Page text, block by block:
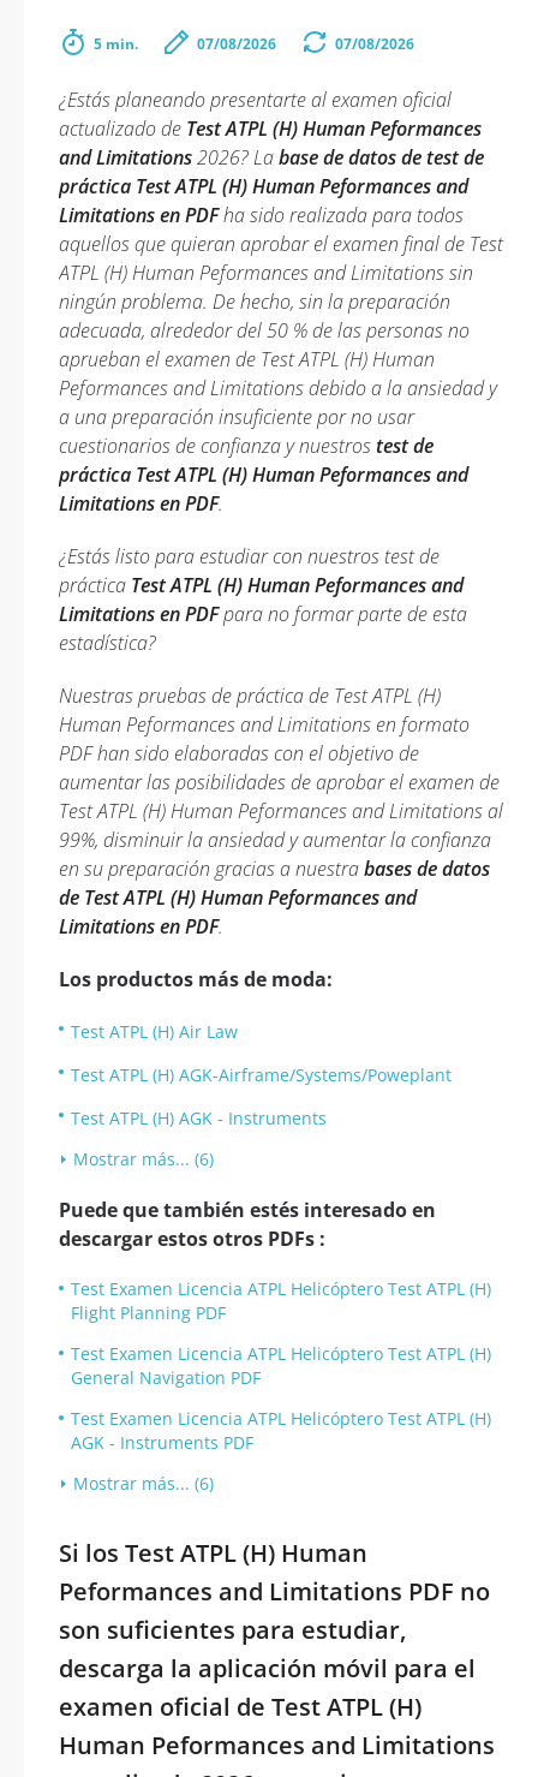
5 min. 07/08/2026 07/08/2026
¿Estás planeando presentarte al examen oficial
actualizado de Test ATPL (H) Human Peformances
and Limitations2026? Labase de datos de test de
práctica Test ATPL (H) Human Peformances and
Limitations en PDFha sido realizada para todos
aquellos que quieran aprobar el examen final de Test
ATPL (H) Human Peformances and Limitations sin
ningún problema. De hecho, sin la preparación
adecuada, alrededor del 50 % de las personas no
aprueban el examen de Test ATPL (H) Human
Peformances and Limitations debido a la ansiedad y
a una preparación insuficiente por no usar
cuestionarios de confianza y nuestros test de
práctica Test ATPL (H) Human Peformances and
Limitations en PDF.
¿Estás listo para estudiar con nuestros test de
práctica Test ATPL (H) Human Peformances and
Limitations en PDFpara no formar parte de esta
estadística?
Nuestras pruebas de práctica de Test ATPL (H)
Human Peformances and Limitations en formato
PDF han sido elaboradas con el objetivo de
aumentar las posibilidades de aprobar el examen de
Test ATPL (H) Human Peformances and Limitations al
99%, disminuir la ansiedad y aumentar la confianza
en su preparación gracias a nuestrabases de datos
de Test ATPL (H) Human Peformances and
Limitations en PDF.
Los productos más de moda:
Test ATPL (H) Air Law
Test ATPL (H) AGK-Airframe/Systems/Poweplant
Test ATPL (H) AGK - Instruments
Mostrar más... (6)
Puede que también estés interesado en
descargar estos otros PDFs :
Test Examen Licencia ATPL Helicóptero Test ATPL (H)
Flight Planning PDF
Test Examen Licencia ATPL Helicóptero Test ATPL (H)
General Navigation PDF
Test Examen Licencia ATPL Helicóptero Test ATPL (H)
AGK - Instruments PDF
Mostrar más... (6)
Si los Test ATPL (H) Human
Peformances and Limitations PDF no
son suficientes para estudiar,
descarga la aplicación móvil para el
examen oficial de Test ATPL (H)
Human Peformances and Limitations